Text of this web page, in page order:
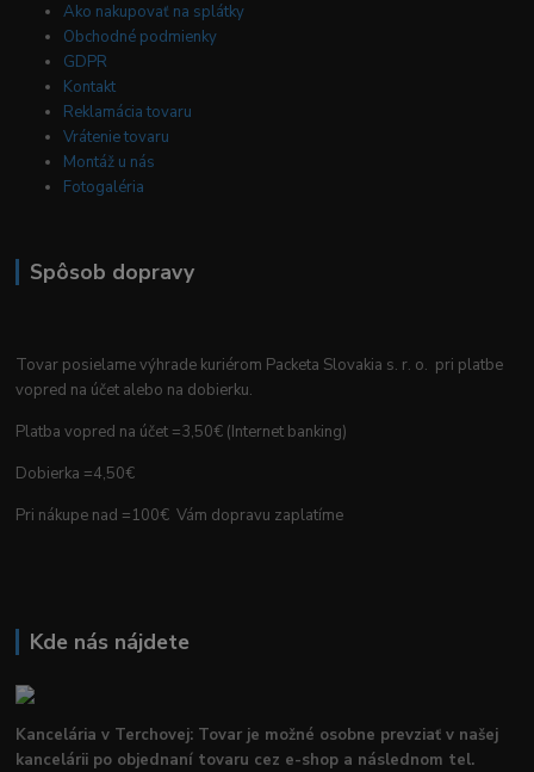
Ako nakupovať na splátky
Obchodné podmienky
GDPR
Kontakt
Reklamácia tovaru
Vrátenie tovaru
Montáž u nás
Fotogaléria
Spôsob dopravy
Tovar posielame výhrade kuriérom Packeta Slovakia s. r. o. pri platbe
vopred na účet alebo na dobierku.
Platba vopred na účet =3,50€ (Internet banking)
Dobierka =4,50€
Pri nákupe nad =100€ Vám dopravu zaplatíme
Kde nás nájdete
Kancelária v Terchovej: Tovar je možné osobne prevziať v našej
kancelárii po objednaní tovaru cez e-shop a následnom tel.